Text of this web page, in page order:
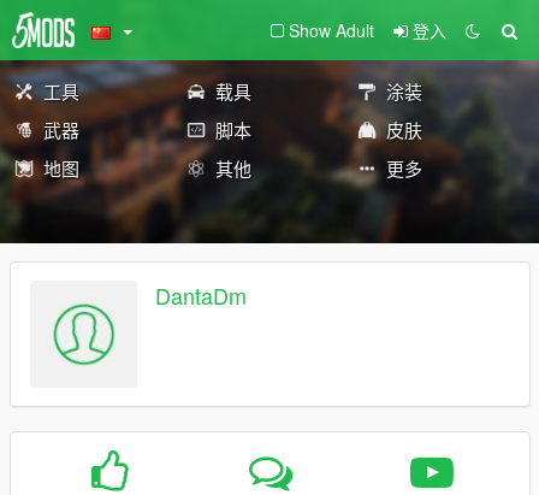
Show Adult 登入
工具 载具
涂装
武器
脚本
皮肤
地图
其他 更多
DantaDm